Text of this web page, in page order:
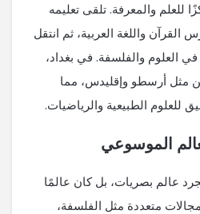
للعلم والمعرفة. تلقى تعليمه
واللغة العربية، ثم انتقل
العلوم والفلسفة. في بغداد،
مثل أرسطو وإقليدس، مما
الطبيعية والرياضيات.
الموسوعي
عالم بصريات، بل كان عالمًا
متعددة مثل الفلسفة،